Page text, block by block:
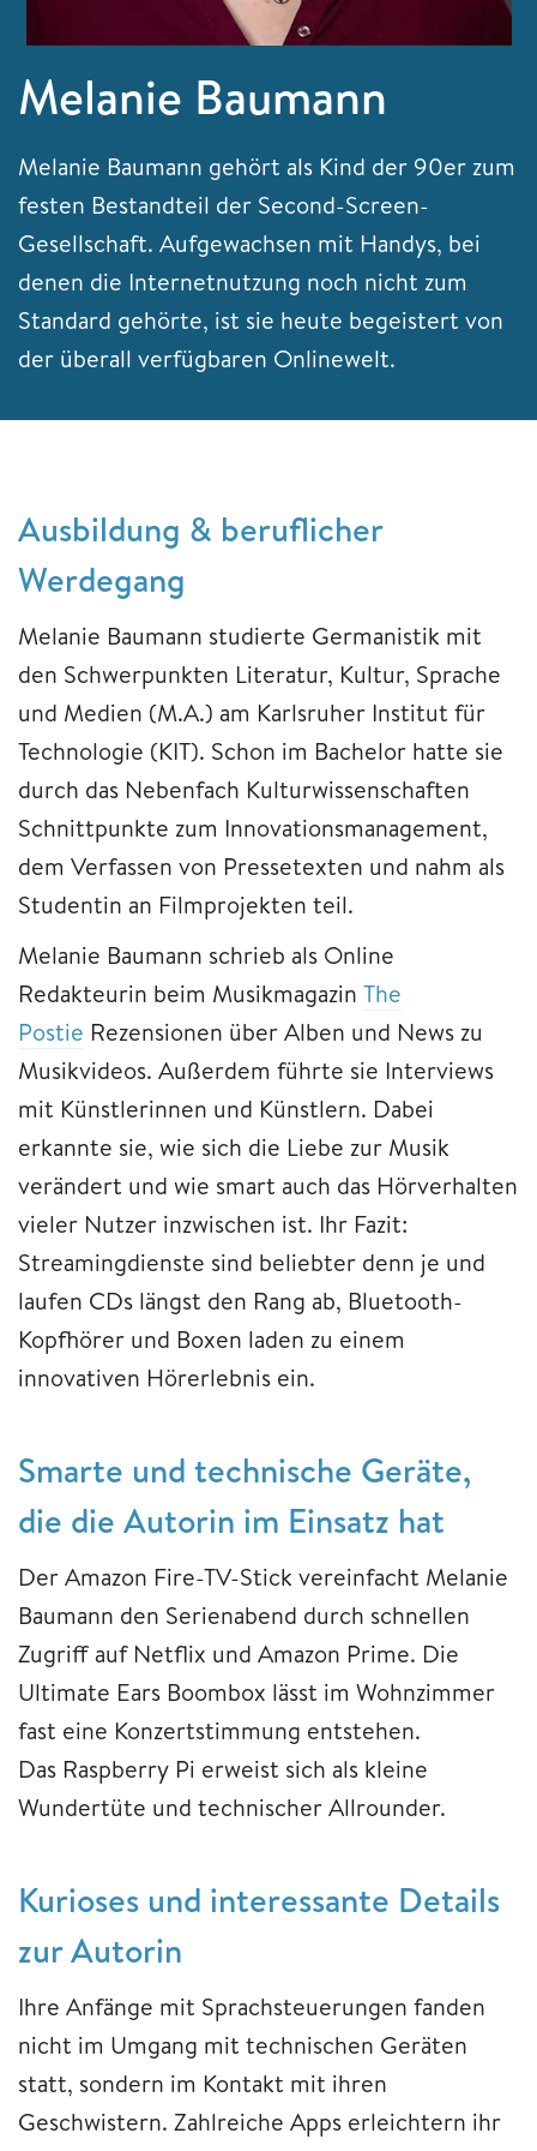
Melanie Baumann
Melanie Baumann gehört als Kind der 90er zum
festen Bestandteil der Second-Screen-
Gesellschaft. Aufgewachsen mit Handys, bei
denen die Internetnutzung noch nicht zum
Standard gehörte, ist sie heute begeistert von
der überall verfügbaren Onlinewelt.
Ausbildung & beruflicher
Werdegang
Melanie Baumann studierte Germanistik mit
den Schwerpunkten Literatur, Kultur, Sprache
und Medien (M.A.) am Karlsruher Institut für
Technologie (KIT). Schon im Bachelor hatte sie
durch das Nebenfach Kulturwissenschaften
Schnittpunkte zum Innovationsmanagement,
dem Verfassen von Pressetexten und nahm als
Studentin an Filmprojekten teil.
Melanie Baumann schrieb als Online
Redakteurin beim Musikmagazin The
Postie Rezensionen über Alben und News zu
Musikvideos. Außerdem führte sie Interviews
mit Künstlerinnen und Künstlern. Dabei
erkannte sie, wie sich die Liebe zur Musik
verändert und wie smart auch das Hörverhalten
vieler Nutzer inzwischen ist. Ihr Fazit:
Streamingdienste sind beliebter denn je und
laufen CDs längst den Rang ab, Bluetooth-
Kopfhörer und Boxen laden zu einem
innovativen Hörerlebnis ein.
Smarte und technische Geräte,
die die Autorin im Einsatz hat
Der Amazon Fire-TV-Stick vereinfacht Melanie
Baumann den Serienabend durch schnellen
Zugriff auf Netflix und Amazon Prime. Die
Ultimate Ears Boombox lässt im Wohnzimmer
fast eine Konzertstimmung entstehen.
Das Raspberry Pi erweist sich als kleine
Wundertüte und technischer Allrounder.
Kurioses und interessante Details
zur Autorin
Ihre Anfänge mit Sprachsteuerungen fanden
nicht im Umgang mit technischen Geräten
statt, sondern im Kontakt mit ihren
Geschwistern. Zahlreiche Apps erleichtern ihr